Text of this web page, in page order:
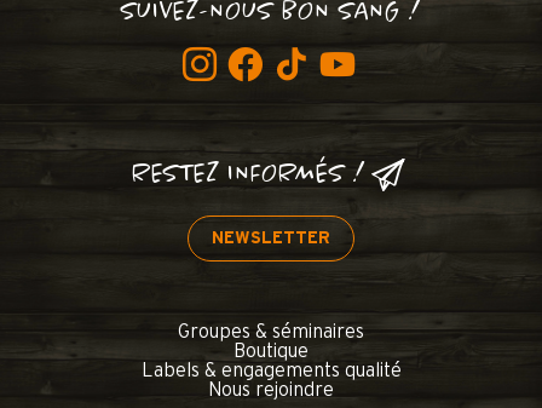
SUIVEZ-NOUS BON SANG !
RESTEZ INFORMÉS !
NEWSLETTER
Groupes & séminaires
Boutique
Labels & engagements qualité
Nous rejoindre